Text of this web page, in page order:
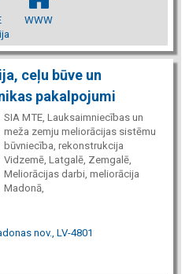
WWW
ceļu būve un
pakalpojumi
SIA MTE, Lauksaimniecības un
meža zemju meliorācijas sistēmu
būvniecība, rekonstrukcija
Vidzemē, Latgalē, Zemgalē,
Meliorācijas darbi, meliorācija
Madonā,
nov., LV-4801